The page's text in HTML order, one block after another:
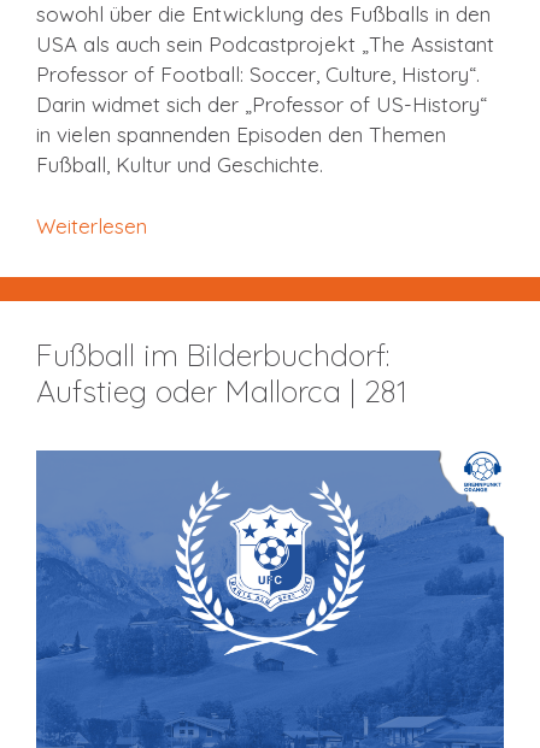
sowohl über die Entwicklung des Fußballs in den
USA als auch sein Podcastprojekt „The Assistant
Professor of Football: Soccer, Culture, History“.
Darin widmet sich der „Professor of US-History“
in vielen spannenden Episoden den Themen
Fußball, Kultur und Geschichte.
Weiterlesen
Fußball im Bilderbuchdorf:
Aufstieg oder Mallorca | 281